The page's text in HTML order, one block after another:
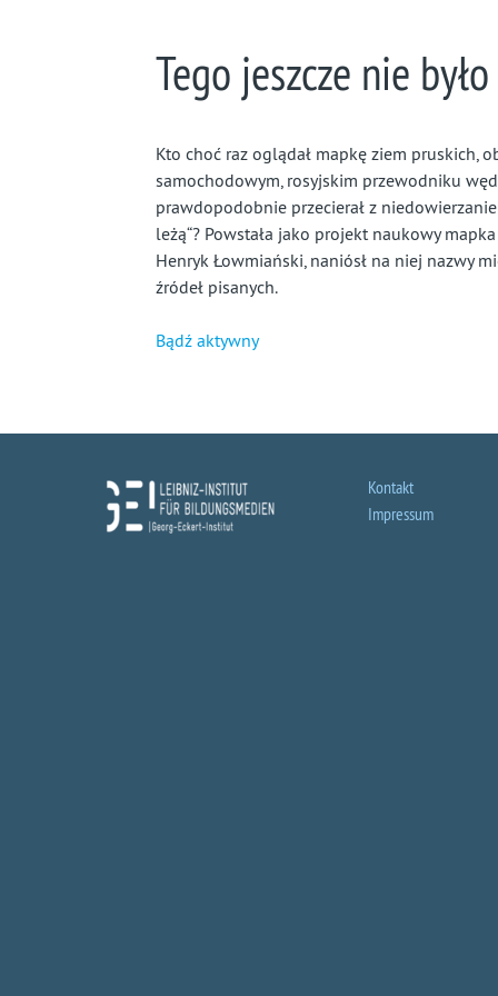
Tego jeszcze nie
Kto choć raz oglądał mapkę ziem pruskich,
samochodowym, rosyjskim przewodniku
prawdopodobnie przecierał z
leżą“? Powstała jako projekt naukowy
Henryk Łowmiański, naniósł na niej nazwy
źródeł pisanych.
Bądź aktywny
Kontakt
Impressum